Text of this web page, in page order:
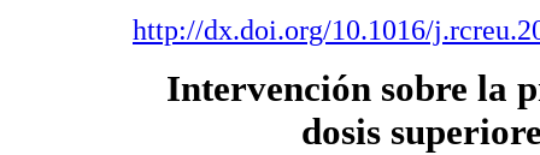
http://dx.doi.org/10.1016/
Intervención sobre la
dosis